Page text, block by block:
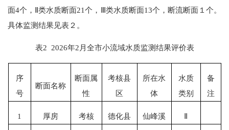
面4个 ， Ⅱ类水质断面21个， Ⅲ类水质断面13个 ，断流断面１个。
具体监测结果见表 ２ 。
表2 2026年2月 全市小流域水质监测结果评价表
序
号
断面名称
断面属
性
考核县
区
所在水
体
水质
类别
备
注
1 厚房 考核 德化县 仙峰溪 Ⅱ